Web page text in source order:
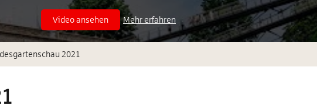
Video ansehen Mehr erfahren
2021